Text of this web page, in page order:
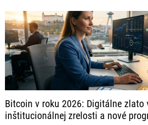
Bitcoin v roku 2026: Digitálne zlato
inštitucionálnej zrelosti a nové